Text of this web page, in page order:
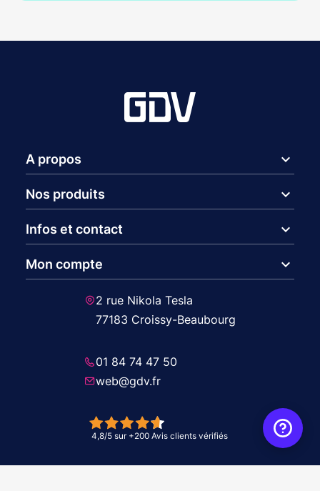
A propos expand_more
Nos produits expand_more
Infos et contact expand_more
Mon compte expand_more
2 rue Nikola Tesla
77183 Croissy-Beaubourg
01 84 74 47 50
web@gdv.fr